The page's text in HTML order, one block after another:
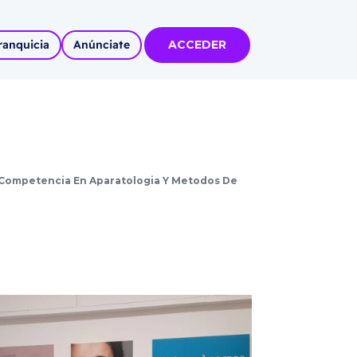
MÁS
con
tu Marca
Anúnciate ACCEDER
En Aparatologia Y Metodos De